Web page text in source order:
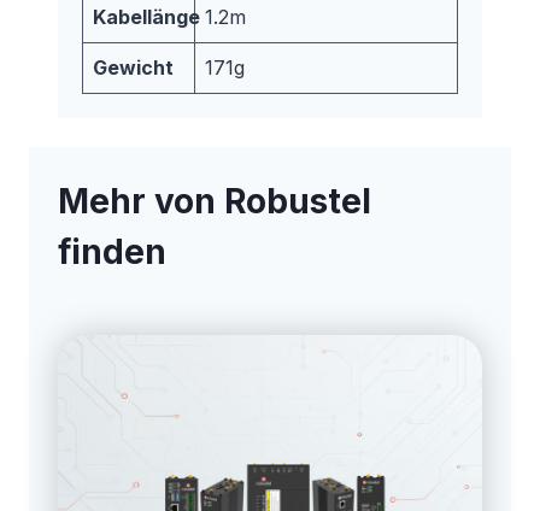
Kabellänge 1.2m
Gewicht 171g
Mehr von Robustel
finden